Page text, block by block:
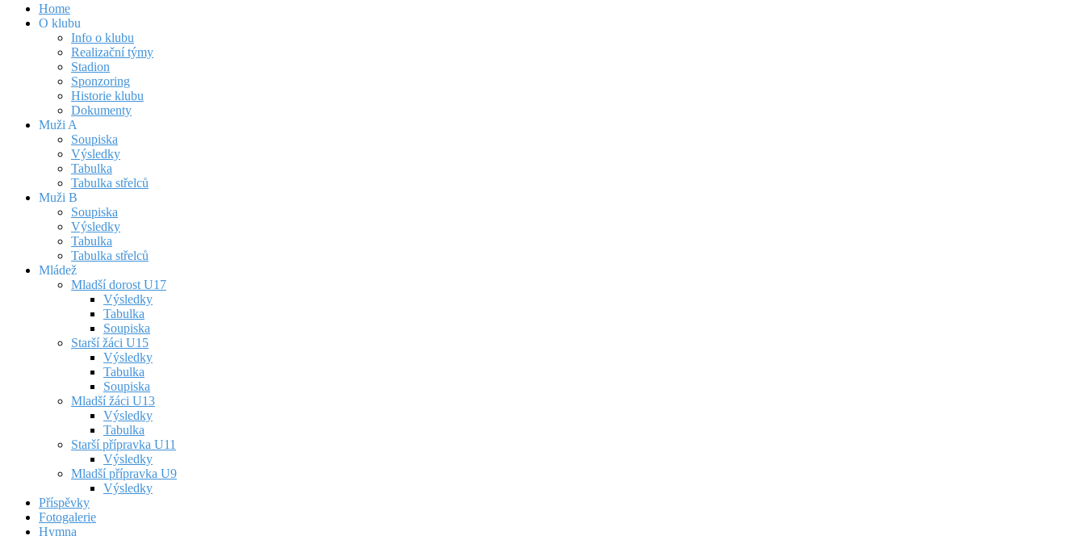
Home
O klubu
Info o klubu
Realizační týmy
Stadion
Sponzoring
Historie klubu
Dokumenty
Muži A
Soupiska
Výsledky
Tabulka
Tabulka střelců
Muži B
Soupiska
Výsledky
Tabulka
Tabulka střelců
Mládež
Mladší dorost U17
Výsledky
Tabulka
Soupiska
Starší žáci U15
Výsledky
Tabulka
Soupiska
Mladší žáci U13
Výsledky
Tabulka
Starší přípravka U11
Výsledky
Mladší přípravka U9
Výsledky
Příspěvky
Fotogalerie
Hymna